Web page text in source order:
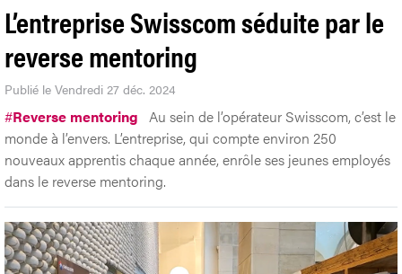
L’entreprise Swisscom séduite par le
reverse mentoring
Publié le Vendredi 27 déc. 2024
#Reverse mentoring Au sein de l’opérateur Swisscom, c’est le
monde à l’envers. L’entreprise, qui compte environ 250
nouveaux apprentis chaque année, enrôle ses jeunes employés
dans le reverse mentoring.